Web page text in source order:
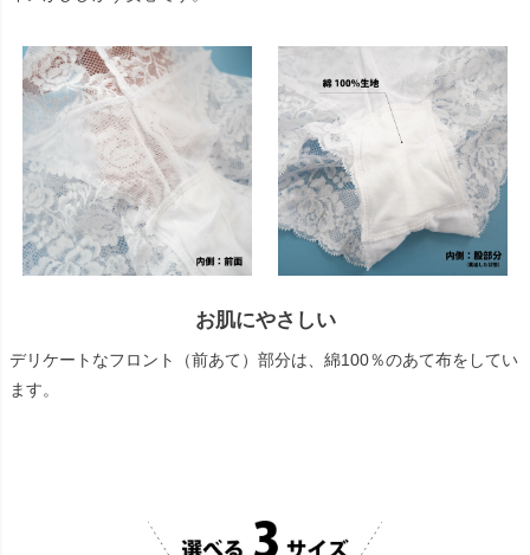
お肌にやさしい
デリケートなフロント（前あて）部分は、綿100％のあて布をしてい
ます。